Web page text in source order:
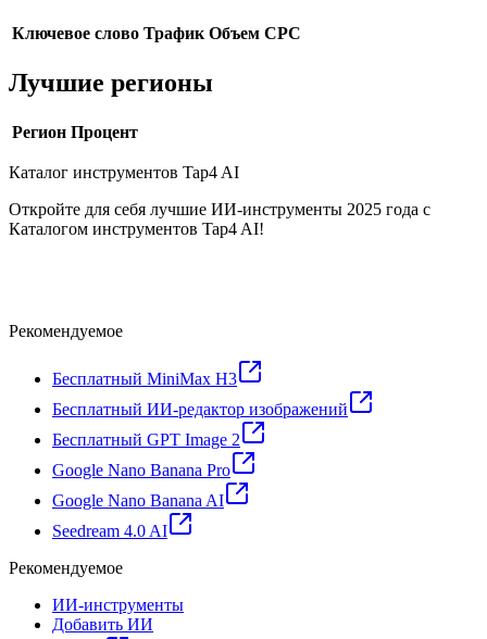
Ключевое слово Трафик Объем CPC
Лучшие регионы
Регион Процент
Каталог инструментов Tap4 AI
Откройте для себя лучшие ИИ-инструменты 2025 года с
Каталогом инструментов Tap4 AI!
Рекомендуемое
Бесплатный MiniMax H3
Бесплатный ИИ-редактор изображений
Бесплатный GPT Image 2
Google Nano Banana Pro
Google Nano Banana AI
Seedream 4.0 AI
Рекомендуемое
ИИ-инструменты
Добавить ИИ